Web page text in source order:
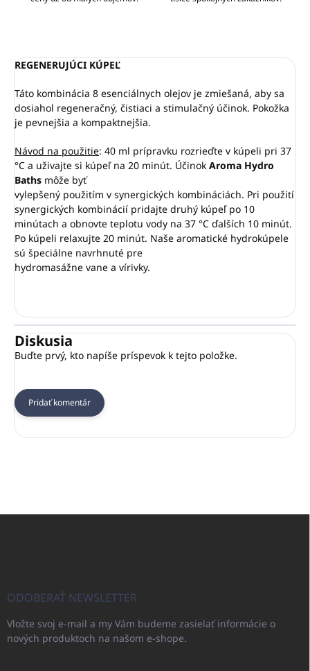
REGENERUJÚCI KÚPEĽ
Táto kombinácia 8 esenciálnych olejov je zmiešaná, aby sa
dosiahol regeneračný, čistiaci a stimulačný účinok. Pokožka
je pevnejšia a kompaktnejšia.
Návod na použitie: 40 ml prípravku rozrieďte v kúpeli pri 37
°C a uživajte si kúpeľ na 20 minút. Účinok Aroma Hydro
Baths môže byť
vylepšený použitím v synergických kombináciách. Pri použití
synergických kombinácií pridajte druhý kúpeľ po 10
minútach a obnovte teplotu vody na 37 °C ďalších 10 minút.
Po kúpeli relaxujte 20 minút. Naše aromatické hydrokúpele
sú špeciálne navrhnuté pre
hydromasážne vane a vírivky.
Diskusia
Buďte prvý, kto napíše príspevok k tejto položke.
Pridať komentár
ODOBERAŤ NEWSLETTER
Vložte svoj e-mail a my Vám budeme zasielať informácie o
nových produktoch na našom e-shope.